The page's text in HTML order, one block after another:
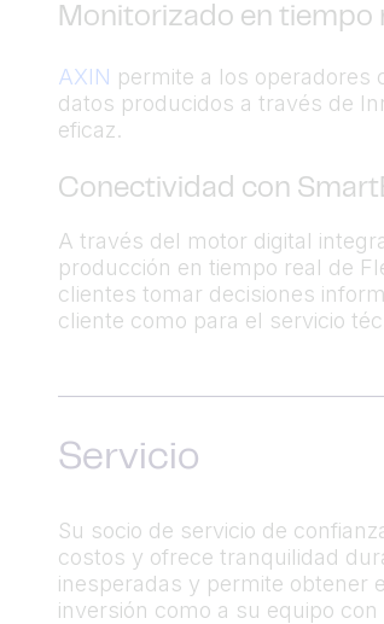
Monitorizado en tiempo
AXIN permite a los operadores
datos producidos a través de
eficaz.
Conectividad con
A través del motor digital
producción en tiempo real de
clientes tomar decisiones
cliente como para el servicio
Servicio
Su socio de servicio de
costos y ofrece tranquilidad
inesperadas y permite obtener
inversión como a su equipo